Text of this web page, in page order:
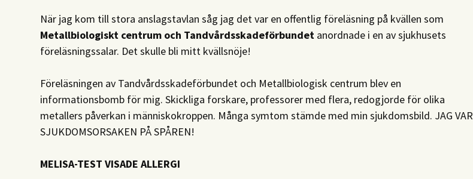
När jag kom till stora anslagstavlan såg jag det var en offentlig föreläsning på kvällen som
Metallbiologiskt centrum och Tandvårdsskadeförbundet anordnade i en av sjukhusets
föreläsningssalar. Det skulle bli mitt kvällsnöje!
Föreläsningen av Tandvårdsskadeförbundet och Metallbiologisk centrum blev en
informationsbomb för mig. Skickliga forskare, professorer med flera, redogjorde för olika
metallers påverkan i människokroppen. Många symtom stämde med min sjukdomsbild. JAG VAR
SJUKDOMSORSAKEN PÅ SPÅREN!
MELISA-TEST VISADE ALLERGI